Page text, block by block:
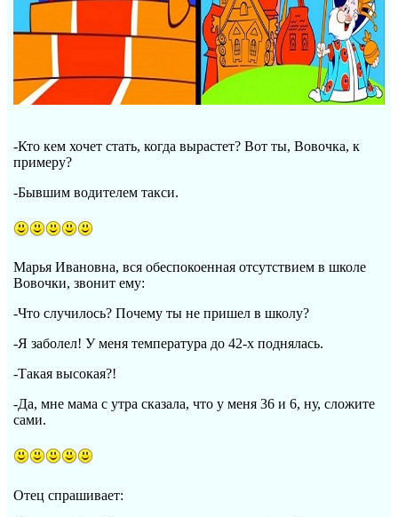
-Кто кем хочет стать, когда вырастет? Вот ты, Вовочка, к
примеру?
-Бывшим водителем такси.
Марья Ивановна, вся обеспокоенная отсутствием в школе
Вовочки, звонит ему:
-Что случилось? Почему ты не пришел в школу?
-Я заболел! У меня температура до 42-х поднялась.
-Такая высокая?!
-Да, мне мама с утра сказала, что у меня 36 и 6, ну, сложите
сами.
Отец спрашивает: